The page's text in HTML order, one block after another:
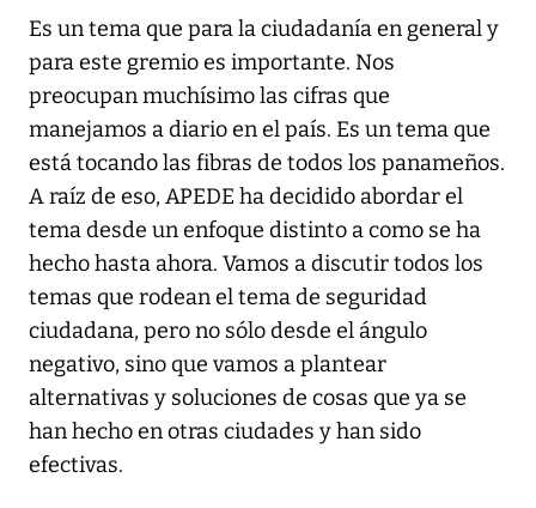
Es un tema que para la ciudadanía en general y
para este gremio es importante. Nos
preocupan muchísimo las cifras que
manejamos a diario en el país. Es un tema que
está tocando las fibras de todos los panameños.
A raíz de eso, APEDE ha decidido abordar el
tema desde un enfoque distinto a como se ha
hecho hasta ahora. Vamos a discutir todos los
temas que rodean el tema de seguridad
ciudadana, pero no sólo desde el ángulo
negativo, sino que vamos a plantear
alternativas y soluciones de cosas que ya se
han hecho en otras ciudades y han sido
efectivas.